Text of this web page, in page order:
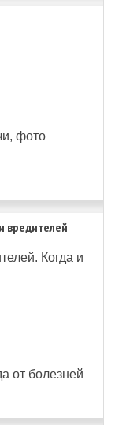
фото
вредителей
Когда и
от болезней